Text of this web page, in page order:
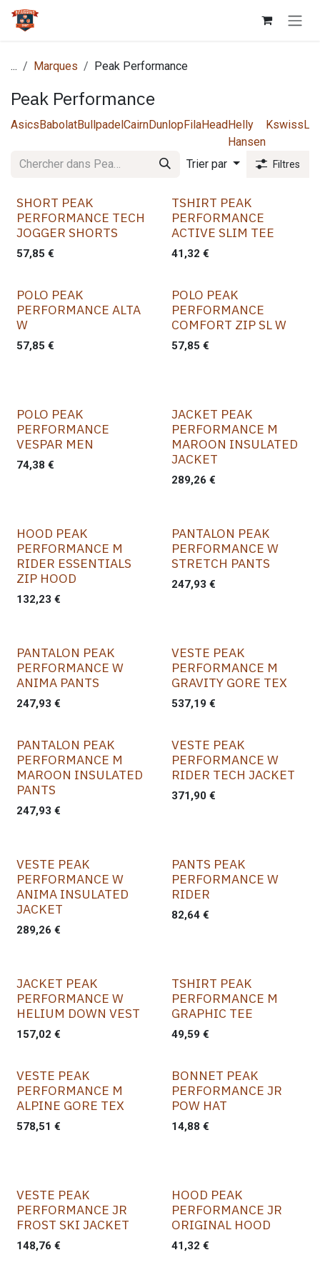
Se rendre au contenu
... Marques Peak Performance
Peak Performance
AsicsBabolatBullpadelCairnDunlopFilaHeadHelly
Hansen
Kswiss
Trier par Filtres
SHORT PEAK
PERFORMANCE TECH
JOGGER SHORTS
57,85 €
TSHIRT PEAK
PERFORMANCE
ACTIVE SLIM TEE
41,32 €
POLO PEAK
PERFORMANCE ALTA
W
57,85 €
POLO PEAK
PERFORMANCE
COMFORT ZIP SL W
57,85 €
POLO PEAK
PERFORMANCE
VESPAR MEN
74,38 €
JACKET PEAK
PERFORMANCE M
MAROON INSULATED
JACKET
289,26 €
HOOD PEAK
PERFORMANCE M
RIDER ESSENTIALS
ZIP HOOD
132,23 €
PANTALON PEAK
PERFORMANCE W
STRETCH PANTS
247,93 €
PANTALON PEAK
PERFORMANCE W
ANIMA PANTS
247,93 €
VESTE PEAK
PERFORMANCE M
GRAVITY GORE TEX
537,19 €
PANTALON PEAK
PERFORMANCE M
MAROON INSULATED
PANTS
247,93 €
VESTE PEAK
PERFORMANCE W
RIDER TECH JACKET
371,90€
VESTE PEAK
PERFORMANCE W
ANIMA INSULATED
JACKET
289,26 €
PANTS PEAK
PERFORMANCE W
RIDER
82,64€
JACKET PEAK
PERFORMANCE W
HELIUM DOWN VEST
157,02 €
TSHIRT PEAK
PERFORMANCE M
GRAPHIC TEE
49,59 €
VESTE PEAK
PERFORMANCE M
ALPINE GORE TEX
578,51 €
BONNET PEAK
PERFORMANCE JR
POW HAT
14,88 €
VESTE PEAK
PERFORMANCE JR
FROST SKI JACKET
148,76 €
HOOD PEAK
PERFORMANCE JR
ORIGINAL HOOD
41,32 €